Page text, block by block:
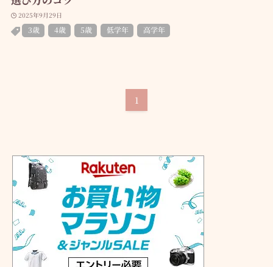
2025年9月29日
3歳 4歳 5歳 低学年 高学年
1